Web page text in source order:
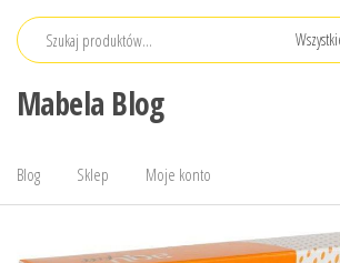
Przejdź
Mabela Blog
Blog Sklep Moje konto